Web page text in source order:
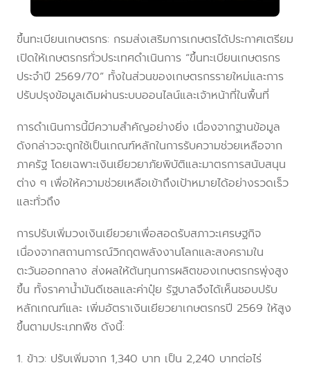
ขึ้นทะเบียนเกษตรกร: กรมส่งเสริมการเกษตรได้ประกาศเตรียม
เปิดให้เกษตรกรทั่วประเทศดำเนินการ “ขึ้นทะเบียนเกษตรกร
ประจำปี 2569/70” ทั้งในส่วนของเกษตรกรรายใหม่และการ
ปรับปรุงข้อมูลเดิมผ่านระบบออนไลน์และเจ้าหน้าที่ในพื้นที่
การดำเนินการนี้มีความสำคัญอย่างยิ่ง เนื่องจากฐานข้อมูล
ดังกล่าวจะถูกใช้เป็นเกณฑ์หลักในการรับความช่วยเหลือจาก
ภาครัฐ โดยเฉพาะเงินเยียวยาภัยพิบัติและมาตรการสนับสนุน
ต่าง ๆ เพื่อให้ความช่วยเหลือเข้าถึงเป้าหมายได้อย่างรวดเร็ว
และทั่วถึง
การปรับเพิ่มวงเงินเยียวยาเพื่อสอดรับสภาวะเศรษฐกิจ
เนื่องจากสถานการณ์วิกฤตพลังงานโลกและสงครามใน
ตะวันออกกลาง ส่งผลให้ต้นทุนการผลิตของเกษตรกรพุ่งสูง
ขึ้น ทั้งราคาน้ำมันดีเซลและค่าปุ๋ย รัฐบาลจึงได้เห็นชอบปรับ
หลักเกณฑ์และ เพิ่มอัตราเงินเยียวยาเกษตรกรปี 2569 ให้สูง
ขึ้นตามประเภทพืช ดังนี้:
1. ข้าว: ปรับเพิ่มจาก 1,340 บาท เป็น 2,240 บาทต่อไร่